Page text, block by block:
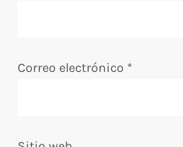
t
a
Correo electrónico *